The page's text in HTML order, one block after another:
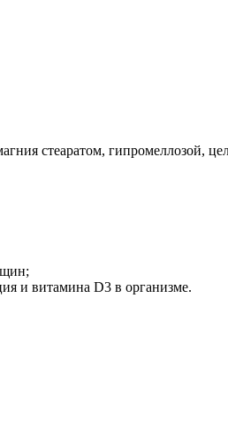
стеаратом, гипромеллозой,
и витамина D3 в организме.